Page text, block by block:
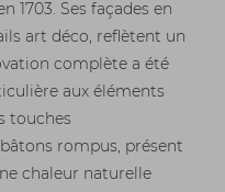
1703. Ses façades en
art déco, reflètent un
complète a été
aux éléments
touches
rompus, présent
chaleur naturelle